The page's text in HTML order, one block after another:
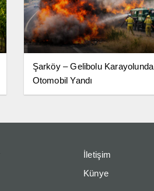
Şarköy – Gelibolu Karayolunda
Otomobil Yandı
İletişim
Künye